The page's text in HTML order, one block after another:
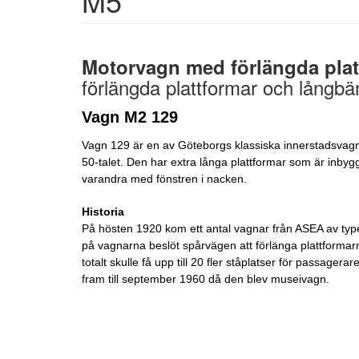
Motorvagn med förlängda
förlängda plattformar och
Vagn M2 129
Vagn 129 är en av Göteborgs klassiska
50-talet. Den har extra långa plattformar som är
varandra med fönstren i nacken.
Historia
På hösten 1920 kom ett antal vagnar från ASEA av
på vagnarna beslöt spårvägen att förlänga
totalt skulle få upp till 20 fler ståplatser för
fram till september 1960 då den blev museivagn.